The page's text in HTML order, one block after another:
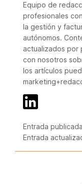
Equipo de
profesionales
la gestión y
autónomos.
actualizados por
con nosotros
los artículos
Entrada
Entrada